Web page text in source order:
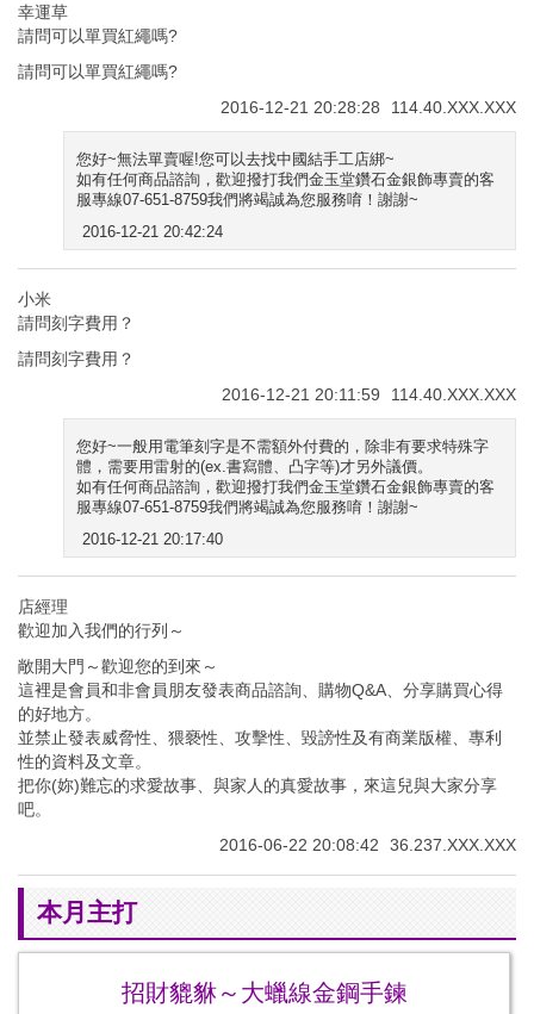
幸運草
請問可以單買紅繩嗎?
請問可以單買紅繩嗎?
2016-12-21 20:28:28
114.40.XXX.XXX
您好~無法單賣喔!您可以去找中國結手工店綁~
如有任何商品諮詢，歡迎撥打我們金玉堂鑽石金銀飾專賣的客
服專線07-651-8759我們將竭誠為您服務唷！謝謝~
2016-12-21 20:42:24
小米
請問刻字費用？
請問刻字費用？
2016-12-21 20:11:59
114.40.XXX.XXX
您好~一般用電筆刻字是不需額外付費的，除非有要求特殊字
體，需要用雷射的(ex.書寫體、凸字等)才另外議價。
如有任何商品諮詢，歡迎撥打我們金玉堂鑽石金銀飾專賣的客
服專線07-651-8759我們將竭誠為您服務唷！謝謝~
2016-12-21 20:17:40
店經理
歡迎加入我們的行列～
敞開大門～歡迎您的到來～
這裡是會員和非會員朋友發表商品諮詢、購物Q&A、分享購買心得
的好地方。
並禁止發表威脅性、猥褻性、攻擊性、毀謗性及有商業版權、專利
性的資料及文章。
把你(妳)難忘的求愛故事、與家人的真愛故事，來這兒與大家分享
吧。
2016-06-22 20:08:42
36.237.XXX.XXX
本月主打
招財貔貅～大蠟線金鋼手鍊